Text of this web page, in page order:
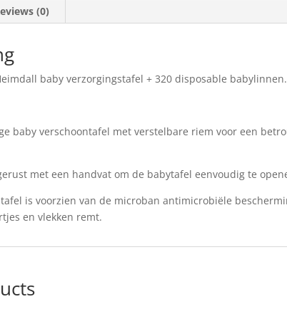
(0)
baby verzorgingstafel + 320 disposable babylinnen.
baby verschoontafel met verstelbare riem voor een
met een handvat om de babytafel eenvoudig te
is voorzien van de microban antimicrobiële
en vlekken remt.